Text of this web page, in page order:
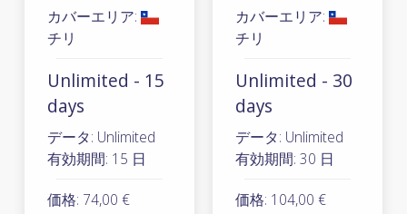
カバーエリア:
チリ
Unlimited - 15
days
データ: Unlimited
有効期間: 15 日
価格: 74,00 €
カバーエリア:
チリ
Unlimited - 30
days
データ: Unlimited
有効期間: 30 日
価格: 104,00 €